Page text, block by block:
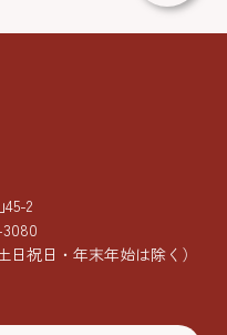
2
土日祝日・年末年始は除く）